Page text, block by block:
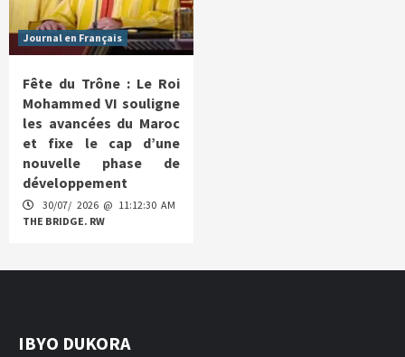
Journal en Français
Fête du Trône : Le Roi
Mohammed VI souligne
les avancées du Maroc
et fixe le cap d’une
nouvelle phase de
développement
30/07/ 2026 @ 11:12:30 AM
THE BRIDGE. RW
IBYO DUKORA